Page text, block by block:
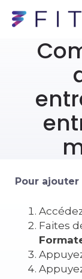
Pour
Faites